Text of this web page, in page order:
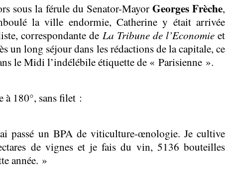
sous la férule du Senator-Mayor Georges Frèche,
la ville endormie, Catherine y était arrivée
correspondante de La Tribune de l’Economieet
un long séjour dans les rédactions de la capitale, ce
le Midi l’indélébile étiquette de « Parisienne ».
à 180°, sans filet :
passé un BPA de viticulture-œnologie. Je cultive
de vignes et je fais du vin, 5136 bouteilles
année. »